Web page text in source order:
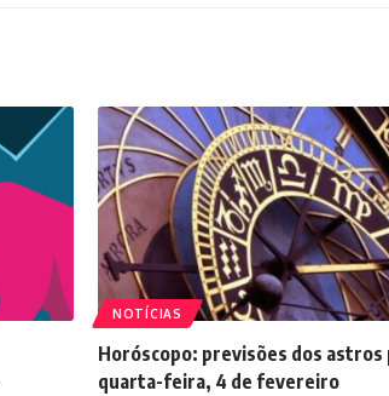
NOTÍCIAS
Horóscopo: previsões dos astros
quarta-feira, 4 de fevereiro